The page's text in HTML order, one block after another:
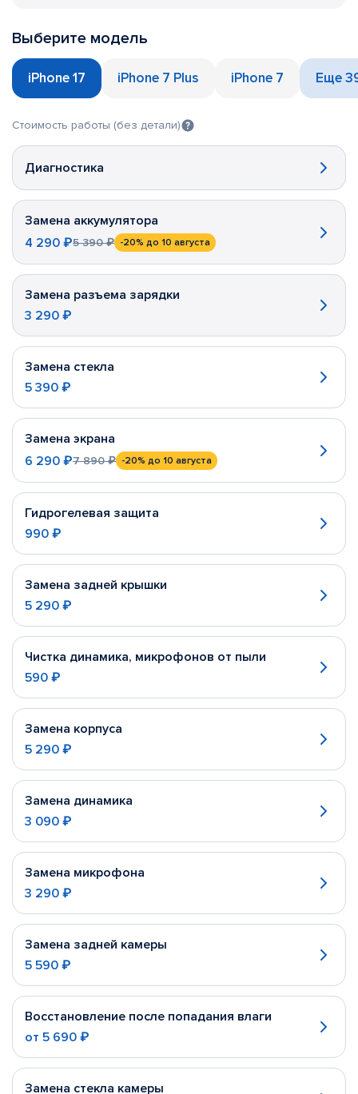
Выберите модель
iPhone 17 iPhone 7 Plus iPhone 7 Еще
Стоимость работы (без детали)
Диагностика
Замена аккумулятора
4 290 ₽5 390 ₽ -20% до 10 августа
Замена разъема зарядки
3 290 ₽
Замена стекла
5 390 ₽
Замена экрана
6 290 ₽7 890 ₽ -20% до 10 августа
Гидрогелевая защита
990 ₽
Замена задней крышки
5 290 ₽
Чистка динамика, микрофонов от пыли
590 ₽
Замена корпуса
5 290 ₽
Замена динамика
3 090 ₽
Замена микрофона
3 290 ₽
Замена задней камеры
5 590 ₽
Восстановление после попадания влаги
от 5 690 ₽
Замена стекла камеры